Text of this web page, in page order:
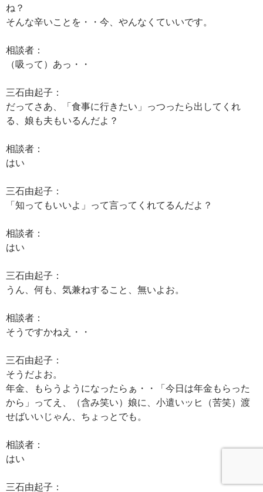
ね？
そんな辛いことを・・今、やんなくていいです。
相談者：
（吸って）あっ・・
三石由起子：
だってさあ、「食事に行きたい」っつったら出してくれ
る、娘も夫もいるんだよ？
相談者：
はい
三石由起子：
「知ってもいいよ」って言ってくれてるんだよ？
相談者：
はい
三石由起子：
うん、何も、気兼ねすること、無いよお。
相談者：
そうですかねえ・・
三石由起子：
そうだよお。
年金、もらうようになったらぁ・・「今日は年金もらった
から」ってえ、（含み笑い）娘に、小遣いッヒ（苦笑）渡
せばいいじゃん、ちょっとでも。
相談者：
はい
三石由起子：